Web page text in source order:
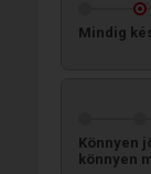
Mindig
Könnyen
könnyen